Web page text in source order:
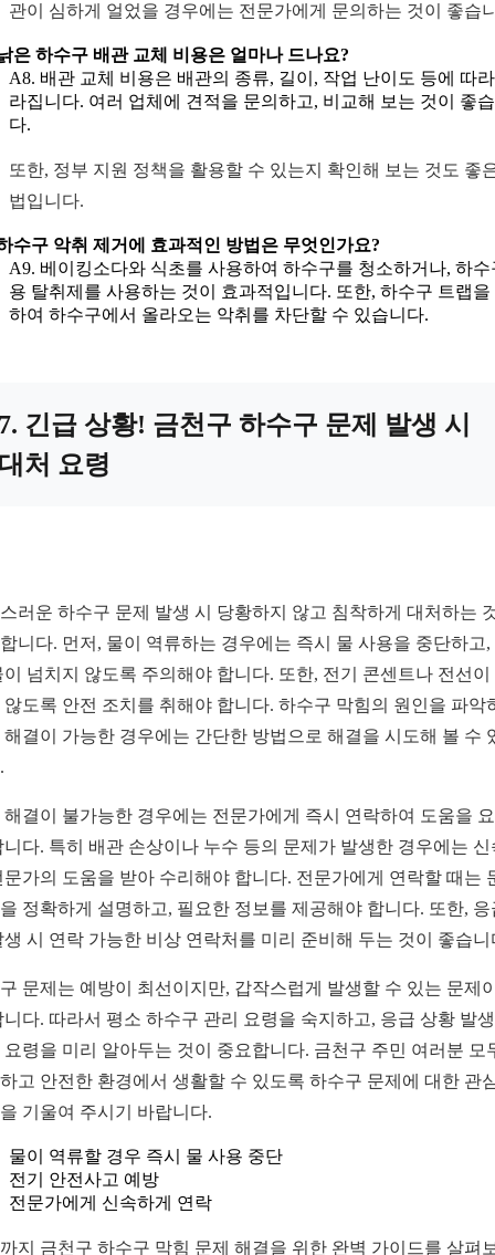
관이 심하게 얼었을 경우에는 전문가에게 문의하는 것이 좋습
은 하수구 배관 교체 비용은 얼마나 드나요?
A8. 배관 교체 비용은 배관의 종류, 길이, 작업 난이도 등에 따
라집니다. 여러 업체에 견적을 문의하고, 비교해 보는 것이 좋
다.
또한, 정부 지원 정책을 활용할 수 있는지 확인해 보는 것도 좋
법입니다.
수구 악취 제거에 효과적인 방법은 무엇인가요?
A9. 베이킹소다와 식초를 사용하여 하수구를 청소하거나, 하수
용 탈취제를 사용하는 것이 효과적입니다. 또한, 하수구 트랩을
하여 하수구에서 올라오는 악취를 차단할 수 있습니다.
긴급 상황! 금천구 하수구 문제 발생 시
처 요령
러운 하수구 문제 발생 시 당황하지 않고 침착하게 대처하는
니다. 먼저, 물이 역류하는 경우에는 즉시 물 사용을 중단하고,
이 넘치지 않도록 주의해야 합니다. 또한, 전기 콘센트나 전선이
않도록 안전 조치를 취해야 합니다. 하수구 막힘의 원인을 파악
해결이 가능한 경우에는 간단한 방법으로 해결을 시도해 볼 수
해결이 불가능한 경우에는 전문가에게 즉시 연락하여 도움을
니다. 특히 배관 손상이나 누수 등의 문제가 발생한 경우에는 신
문가의 도움을 받아 수리해야 합니다. 전문가에게 연락할 때는
정확하게 설명하고, 필요한 정보를 제공해야 합니다. 또한, 응
생 시 연락 가능한 비상 연락처를 미리 준비해 두는 것이 좋습니
문제는 예방이 최선이지만, 갑작스럽게 발생할 수 있는 문제
니다. 따라서 평소 하수구 관리 요령을 숙지하고, 응급 상황 발
요령을 미리 알아두는 것이 중요합니다. 금천구 주민 여러분 모
고 안전한 환경에서 생활할 수 있도록 하수구 문제에 대한 관
기울여 주시기 바랍니다.
물이 역류할 경우 즉시 물 사용 중단
전기 안전사고 예방
전문가에게 신속하게 연락
지 금천구 하수구 막힘 문제 해결을 위한 완벽 가이드를 살펴